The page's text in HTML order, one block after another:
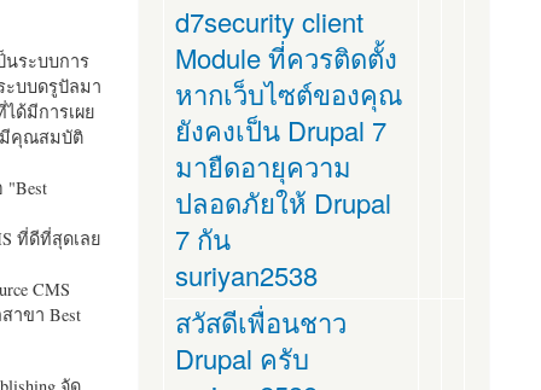
นระบบการ
ะบบดรูปัลมา
ด้มีการเผย
มีคุณสมบัติ
"Best
ที่ดีที่สุดเลย
CMS
าขา Best
d7security client
Module ที่ควรติดตั้ง
หากเว็บไซต์ของคุณ
ยังคงเป็น Drupal 7
มายืดอายุความ
ปลอดภัยให้ Drupal
7 กัน
suriyan2538
สวัสดีเพื่อนชาว
Drupal ครับ